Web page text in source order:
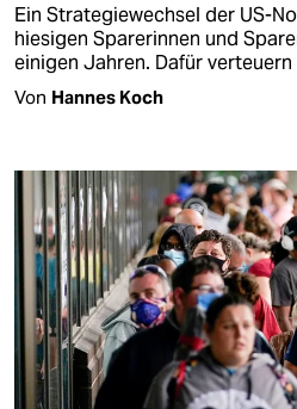
Ein Strategiewechsel der US-
hiesigen Sparerinnen und
einigen Jahren. Dafür
Von Hannes Koch